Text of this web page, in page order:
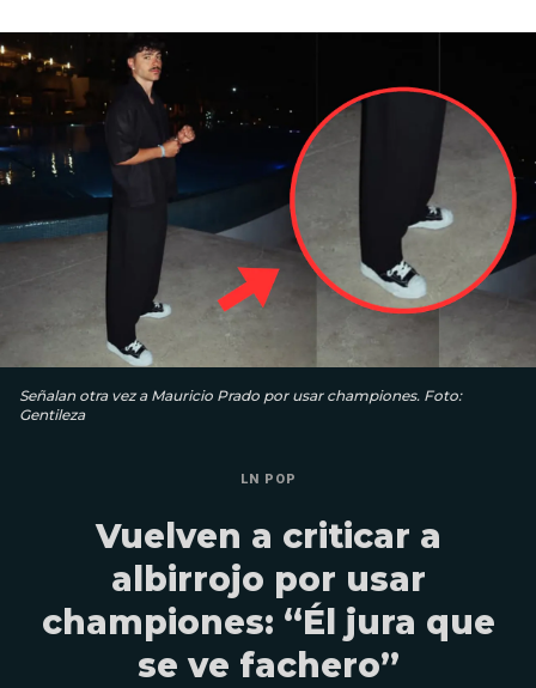
Señalan otra vez a Mauricio Prado por usar championes. Foto:
Gentileza
LN POP
Vuelven a criticar a
albirrojo por usar
championes: “Él jura que
se ve fachero”